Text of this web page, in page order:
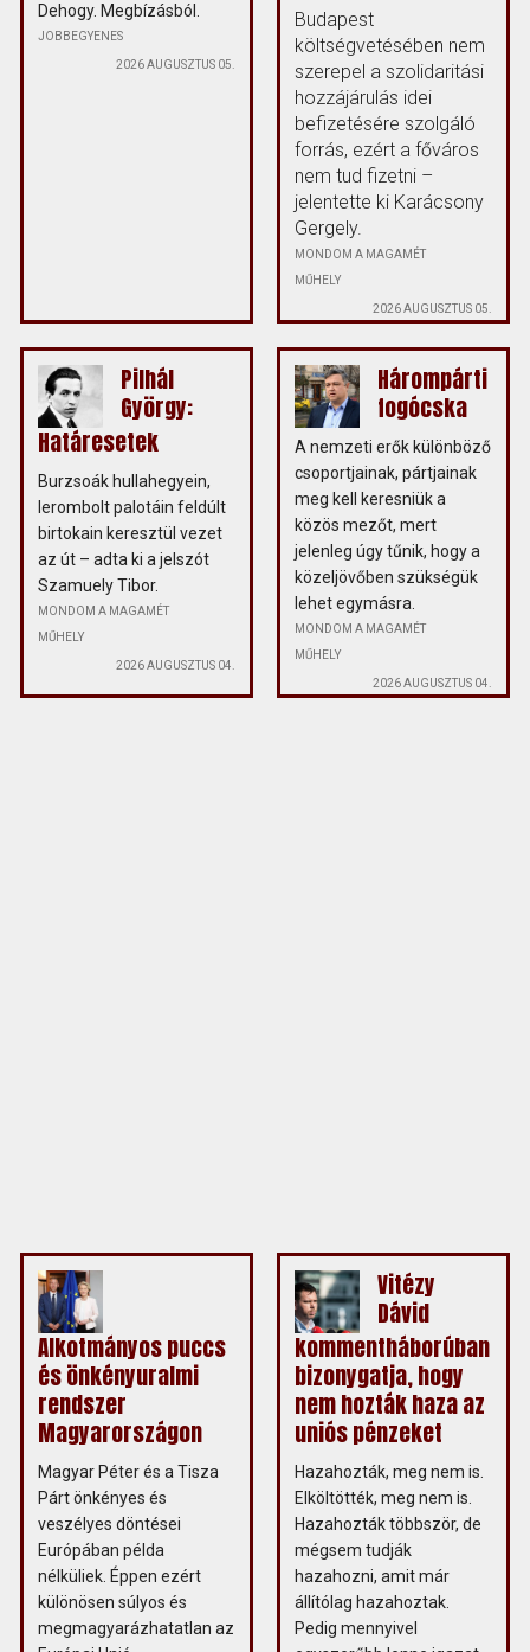
Dehogy. Megbízásból.
JOBBEGYENES
2026 AUGUSZTUS 05.
Budapest
költségvetésében nem
szerepel a szolidaritási
hozzájárulás idei
befizetésére szolgáló
forrás, ezért a főváros
nem tud fizetni –
jelentette ki Karácsony
Gergely.
MONDOM A MAGAMÉT
MŰHELY
2026 AUGUSZTUS 05.
Pilhál
György:
Határesetek
Burzsoák hullahegyein,
lerombolt palotáin feldúlt
birtokain keresztül vezet
az út – adta ki a jelszót
Szamuely Tibor.
MONDOM A MAGAMÉT
MŰHELY
2026 AUGUSZTUS 04.
Hárompárti
fogócska
A nemzeti erők különböző
csoportjainak, pártjainak
meg kell keresniük a
közös mezőt, mert
jelenleg úgy tűnik, hogy a
közeljövőben szükségük
lehet egymásra.
MONDOM A MAGAMÉT
MŰHELY
2026 AUGUSZTUS 04.
Alkotmányos puccs
és önkényuralmi
rendszer
Magyarországon
Magyar Péter és a Tisza
Párt önkényes és
veszélyes döntései
Európában példa
nélküliek. Éppen ezért
különösen súlyos és
megmagyarázhatatlan az
Vitézy
Dávid
kommentháborúban
bizonygatja, hogy
nem hozták haza az
uniós pénzeket
Hazahozták, meg nem is.
Elköltötték, meg nem is.
Hazahozták többször, de
mégsem tudják
hazahozni, amit már
állítólag hazahoztak.
Pedig mennyivel